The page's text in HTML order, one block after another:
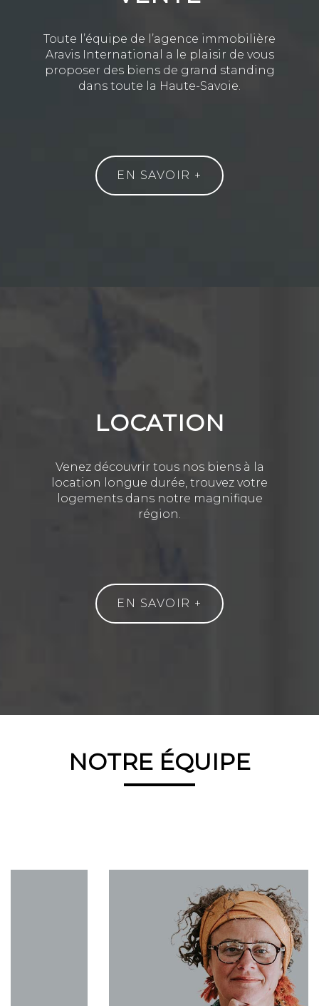
Toute l’équipe de l’agence immobilière
Aravis International a le plaisir de vous
proposer des biens de grand standing
dans toute la Haute-Savoie.
EN SAVOIR +
LOCATION
Venez découvrir tous nos biens à la
location longue durée, trouvez votre
logements dans notre magnifique
région.
EN SAVOIR +
NOTRE ÉQUIPE